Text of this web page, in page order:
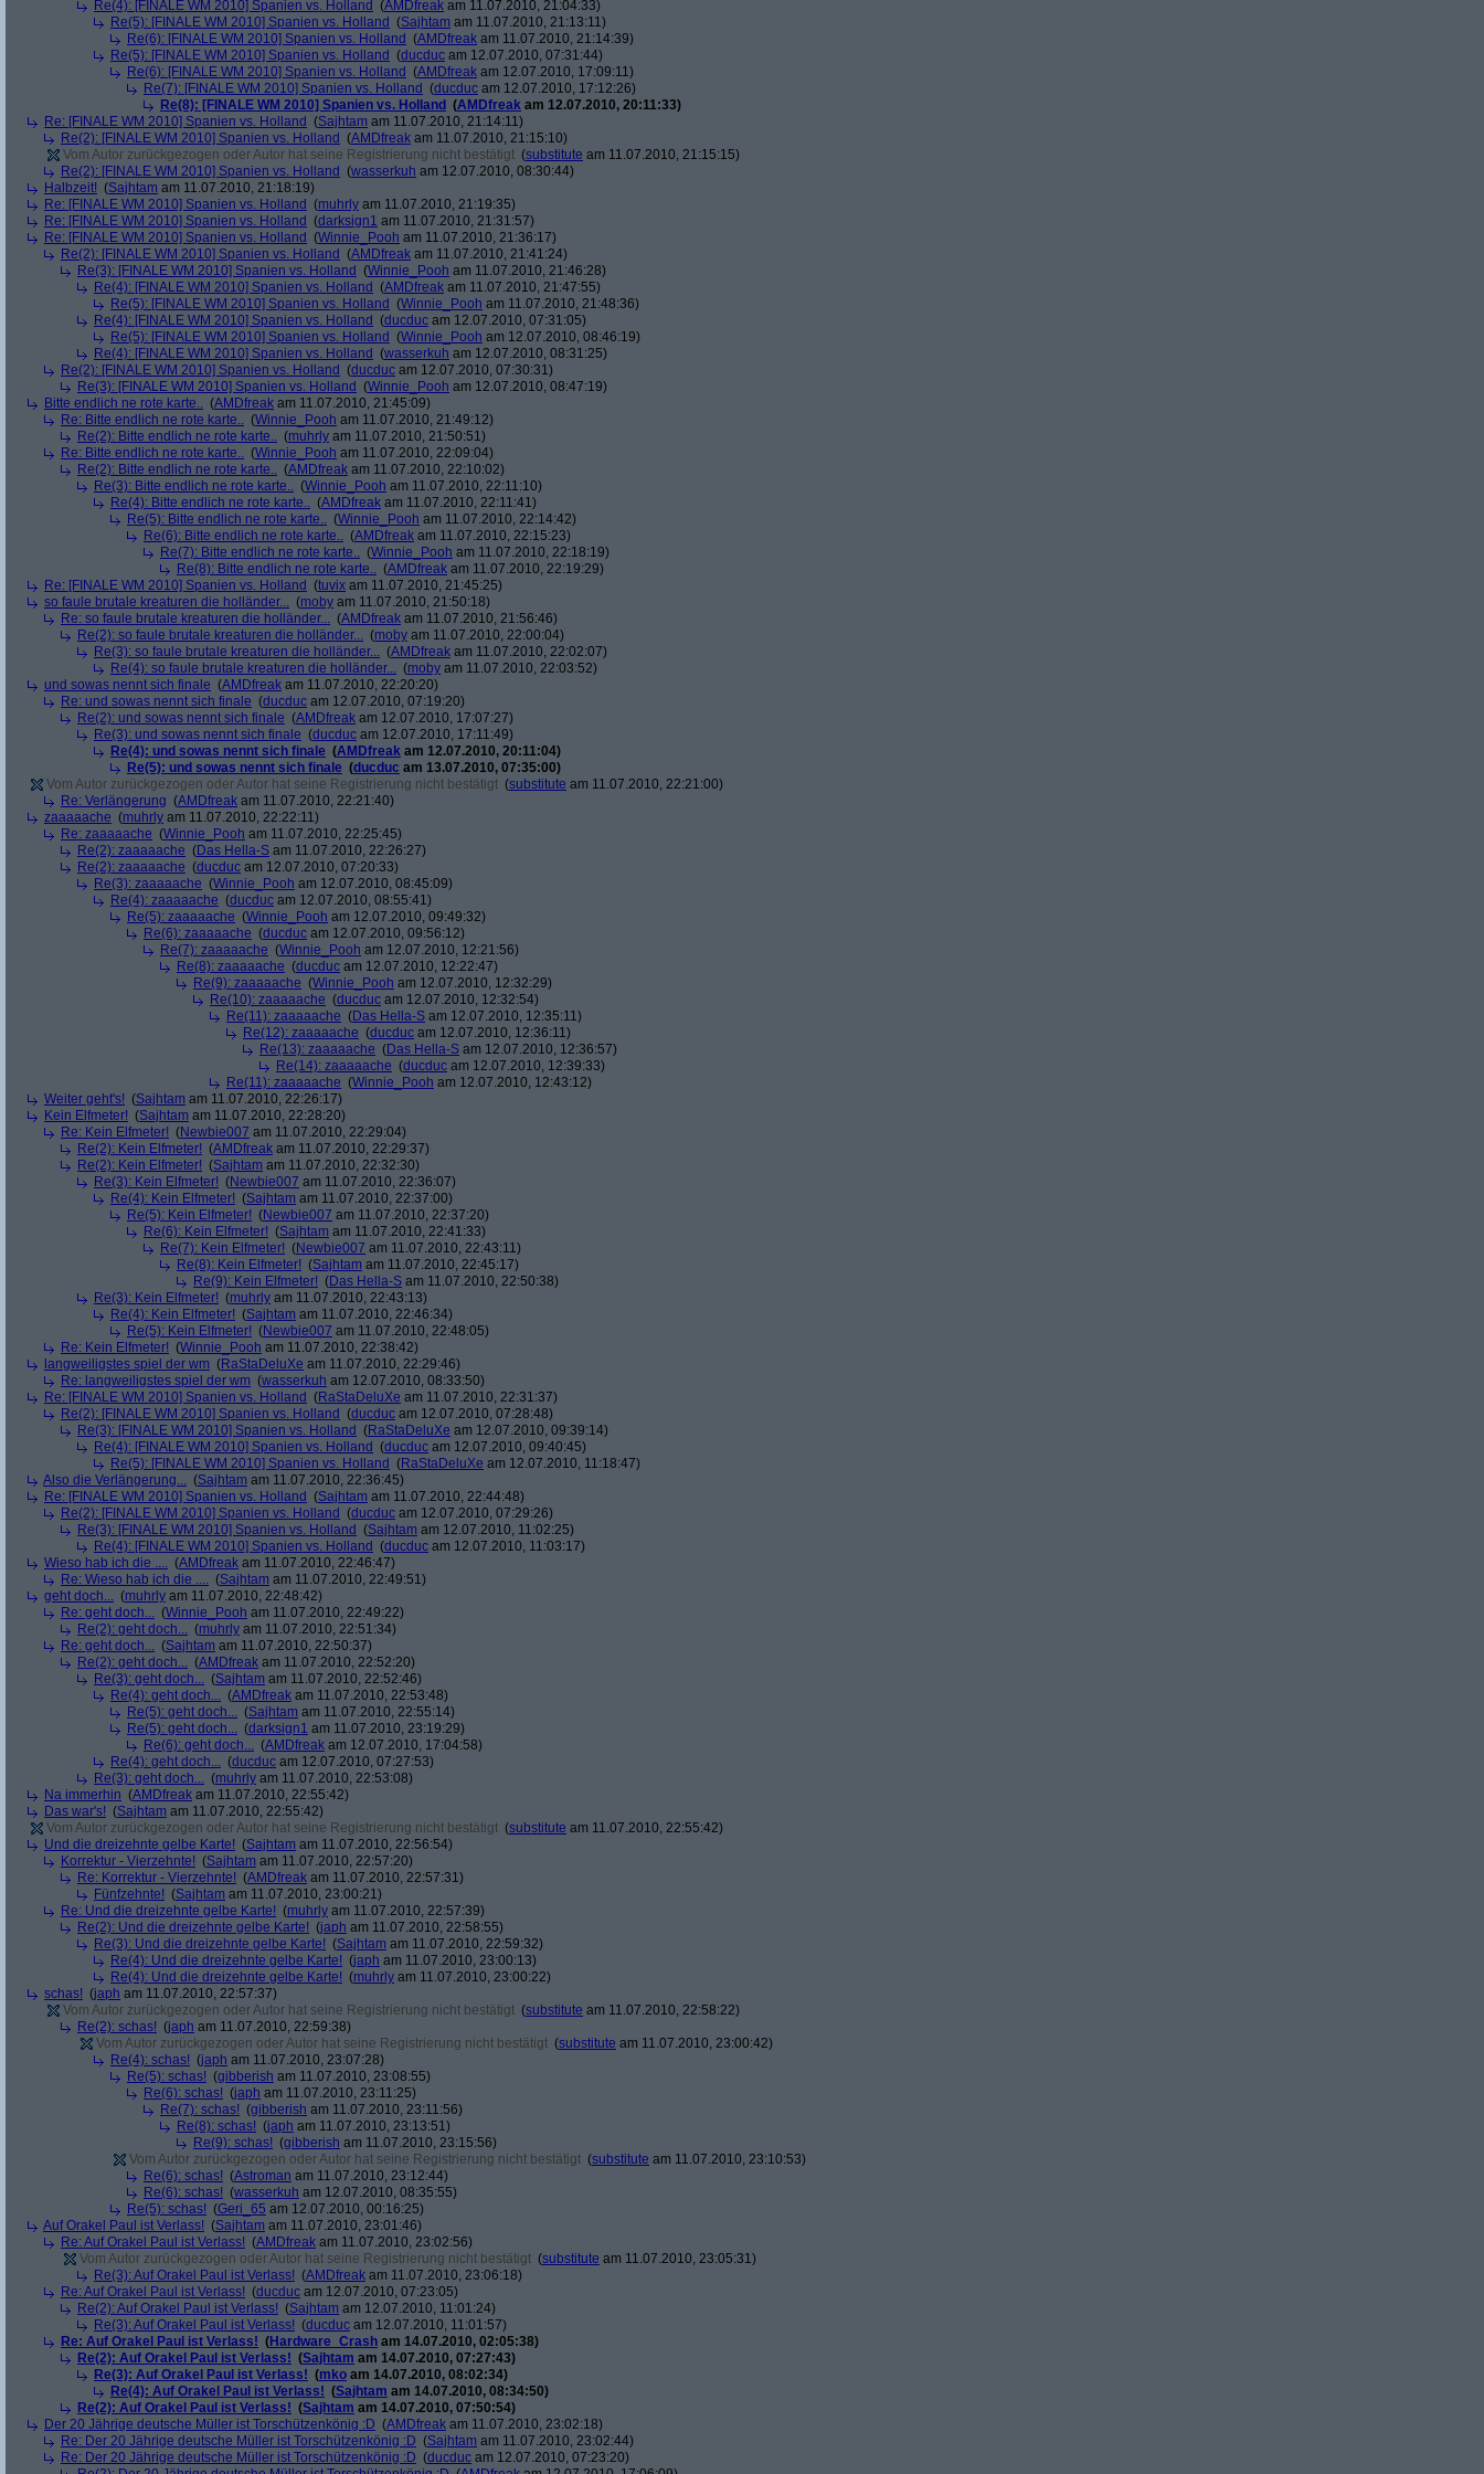
Re(4): [FINALE WM 2010] Spanien vs. Holland (AMDfreak am 11.07.2010, 21:04:33)
Re(5): [FINALE WM 2010] Spanien vs. Holland (Sajhtam am 11.07.2010, 21:13:11)
Re(6): [FINALE WM 2010] Spanien vs. Holland (AMDfreak am 11.07.2010, 21:14:39)
Re(5): [FINALE WM 2010] Spanien vs. Holland (ducduc am 12.07.2010, 07:31:44)
Re(6): [FINALE WM 2010] Spanien vs. Holland (AMDfreak am 12.07.2010, 17:09:11)
Re(7): [FINALE WM 2010] Spanien vs. Holland (ducduc am 12.07.2010, 17:12:26)
Re(8): [FINALE WM 2010] Spanien vs. Holland (AMDfreak am 12.07.2010, 20:11:33)
Re: [FINALE WM 2010] Spanien vs. Holland (Sajhtam am 11.07.2010, 21:14:11)
Re(2): [FINALE WM 2010] Spanien vs. Holland (AMDfreak am 11.07.2010, 21:15:10)
Vom Autor zurückgezogen oder Autor hat seine Registrierung nicht bestätigt (substitute am 11.07.2010, 21:15:15)
Re(2): [FINALE WM 2010] Spanien vs. Holland (wasserkuh am 12.07.2010, 08:30:44)
Halbzeit! (Sajhtam am 11.07.2010, 21:18:19)
Re: [FINALE WM 2010] Spanien vs. Holland (muhrly am 11.07.2010, 21:19:35)
Re: [FINALE WM 2010] Spanien vs. Holland (darksign1 am 11.07.2010, 21:31:57)
Re: [FINALE WM 2010] Spanien vs. Holland (Winnie_Pooh am 11.07.2010, 21:36:17)
Re(2): [FINALE WM 2010] Spanien vs. Holland (AMDfreak am 11.07.2010, 21:41:24)
Re(3): [FINALE WM 2010] Spanien vs. Holland (Winnie_Pooh am 11.07.2010, 21:46:28)
Re(4): [FINALE WM 2010] Spanien vs. Holland (AMDfreak am 11.07.2010, 21:47:55)
Re(5): [FINALE WM 2010] Spanien vs. Holland (Winnie_Pooh am 11.07.2010, 21:48:36)
Re(4): [FINALE WM 2010] Spanien vs. Holland (ducduc am 12.07.2010, 07:31:05)
Re(5): [FINALE WM 2010] Spanien vs. Holland (Winnie_Pooh am 12.07.2010, 08:46:19)
Re(4): [FINALE WM 2010] Spanien vs. Holland (wasserkuh am 12.07.2010, 08:31:25)
Re(2): [FINALE WM 2010] Spanien vs. Holland (ducduc am 12.07.2010, 07:30:31)
Re(3): [FINALE WM 2010] Spanien vs. Holland (Winnie_Pooh am 12.07.2010, 08:47:19)
Bitte endlich ne rote karte.. (AMDfreak am 11.07.2010, 21:45:09)
Re: Bitte endlich ne rote karte.. (Winnie_Pooh am 11.07.2010, 21:49:12)
Re(2): Bitte endlich ne rote karte.. (muhrly am 11.07.2010, 21:50:51)
Re: Bitte endlich ne rote karte.. (Winnie_Pooh am 11.07.2010, 22:09:04)
Re(2): Bitte endlich ne rote karte.. (AMDfreak am 11.07.2010, 22:10:02)
Re(3): Bitte endlich ne rote karte.. (Winnie_Pooh am 11.07.2010, 22:11:10)
Re(4): Bitte endlich ne rote karte.. (AMDfreak am 11.07.2010, 22:11:41)
Re(5): Bitte endlich ne rote karte.. (Winnie_Pooh am 11.07.2010, 22:14:42)
Re(6): Bitte endlich ne rote karte.. (AMDfreak am 11.07.2010, 22:15:23)
Re(7): Bitte endlich ne rote karte.. (Winnie_Pooh am 11.07.2010, 22:18:19)
Re(8): Bitte endlich ne rote karte.. (AMDfreak am 11.07.2010, 22:19:29)
Re: [FINALE WM 2010] Spanien vs. Holland (tuvix am 11.07.2010, 21:45:25)
so faule brutale kreaturen die holländer... (moby am 11.07.2010, 21:50:18)
Re: so faule brutale kreaturen die holländer... (AMDfreak am 11.07.2010, 21:56:46)
Re(2): so faule brutale kreaturen die holländer... (moby am 11.07.2010, 22:00:04)
Re(3): so faule brutale kreaturen die holländer... (AMDfreak am 11.07.2010, 22:02:07)
Re(4): so faule brutale kreaturen die holländer... (moby am 11.07.2010, 22:03:52)
und sowas nennt sich finale (AMDfreak am 11.07.2010, 22:20:20)
Re: und sowas nennt sich finale (ducduc am 12.07.2010, 07:19:20)
Re(2): und sowas nennt sich finale (AMDfreak am 12.07.2010, 17:07:27)
Re(3): und sowas nennt sich finale (ducduc am 12.07.2010, 17:11:49)
Re(4): und sowas nennt sich finale (AMDfreak am 12.07.2010, 20:11:04)
Re(5): und sowas nennt sich finale (ducduc am 13.07.2010, 07:35:00)
Vom Autor zurückgezogen oder Autor hat seine Registrierung nicht bestätigt (substitute am 11.07.2010, 22:21:00)
Re: Verlängerung (AMDfreak am 11.07.2010, 22:21:40)
zaaaaache (muhrly am 11.07.2010, 22:22:11)
Re: zaaaaache (Winnie_Pooh am 11.07.2010, 22:25:45)
Re(2): zaaaaache (Das Hella-S am 11.07.2010, 22:26:27)
Re(2): zaaaaache (ducduc am 12.07.2010, 07:20:33)
Re(3): zaaaaache (Winnie_Pooh am 12.07.2010, 08:45:09)
Re(4): zaaaaache (ducduc am 12.07.2010, 08:55:41)
Re(5): zaaaaache (Winnie_Pooh am 12.07.2010, 09:49:32)
Re(6): zaaaaache (ducduc am 12.07.2010, 09:56:12)
Re(7): zaaaaache (Winnie_Pooh am 12.07.2010, 12:21:56)
Re(8): zaaaaache (ducduc am 12.07.2010, 12:22:47)
Re(9): zaaaaache (Winnie_Pooh am 12.07.2010, 12:32:29)
Re(10): zaaaaache (ducduc am 12.07.2010, 12:32:54)
Re(11): zaaaaache (Das Hella-S am 12.07.2010, 12:35:11)
Re(12): zaaaaache (ducduc am 12.07.2010, 12:36:11)
Re(13): zaaaaache (Das Hella-S am 12.07.2010, 12:36:57)
Re(14): zaaaaache (ducduc am 12.07.2010, 12:39:33)
Re(11): zaaaaache (Winnie_Pooh am 12.07.2010, 12:43:12)
Weiter geht's! (Sajhtam am 11.07.2010, 22:26:17)
Kein Elfmeter! (Sajhtam am 11.07.2010, 22:28:20)
Re: Kein Elfmeter! (Newbie007 am 11.07.2010, 22:29:04)
Re(2): Kein Elfmeter! (AMDfreak am 11.07.2010, 22:29:37)
Re(2): Kein Elfmeter! (Sajhtam am 11.07.2010, 22:32:30)
Re(3): Kein Elfmeter! (Newbie007 am 11.07.2010, 22:36:07)
Re(4): Kein Elfmeter! (Sajhtam am 11.07.2010, 22:37:00)
Re(5): Kein Elfmeter! (Newbie007 am 11.07.2010, 22:37:20)
Re(6): Kein Elfmeter! (Sajhtam am 11.07.2010, 22:41:33)
Re(7): Kein Elfmeter! (Newbie007 am 11.07.2010, 22:43:11)
Re(8): Kein Elfmeter! (Sajhtam am 11.07.2010, 22:45:17)
Re(9): Kein Elfmeter! (Das Hella-S am 11.07.2010, 22:50:38)
Re(3): Kein Elfmeter! (muhrly am 11.07.2010, 22:43:13)
Re(4): Kein Elfmeter! (Sajhtam am 11.07.2010, 22:46:34)
Re(5): Kein Elfmeter! (Newbie007 am 11.07.2010, 22:48:05)
Re: Kein Elfmeter! (Winnie_Pooh am 11.07.2010, 22:38:42)
langweiligstes spiel der wm (RaStaDeluXe am 11.07.2010, 22:29:46)
Re: langweiligstes spiel der wm (wasserkuh am 12.07.2010, 08:33:50)
Re: [FINALE WM 2010] Spanien vs. Holland (RaStaDeluXe am 11.07.2010, 22:31:37)
Re(2): [FINALE WM 2010] Spanien vs. Holland (ducduc am 12.07.2010, 07:28:48)
Re(3): [FINALE WM 2010] Spanien vs. Holland (RaStaDeluXe am 12.07.2010, 09:39:14)
Re(4): [FINALE WM 2010] Spanien vs. Holland (ducduc am 12.07.2010, 09:40:45)
Re(5): [FINALE WM 2010] Spanien vs. Holland (RaStaDeluXe am 12.07.2010, 11:18:47)
Also die Verlängerung... (Sajhtam am 11.07.2010, 22:36:45)
Re: [FINALE WM 2010] Spanien vs. Holland (Sajhtam am 11.07.2010, 22:44:48)
Re(2): [FINALE WM 2010] Spanien vs. Holland (ducduc am 12.07.2010, 07:29:26)
Re(3): [FINALE WM 2010] Spanien vs. Holland (Sajhtam am 12.07.2010, 11:02:25)
Re(4): [FINALE WM 2010] Spanien vs. Holland (ducduc am 12.07.2010, 11:03:17)
Wieso hab ich die .... (AMDfreak am 11.07.2010, 22:46:47)
Re: Wieso hab ich die .... (Sajhtam am 11.07.2010, 22:49:51)
geht doch... (muhrly am 11.07.2010, 22:48:42)
Re: geht doch... (Winnie_Pooh am 11.07.2010, 22:49:22)
Re(2): geht doch... (muhrly am 11.07.2010, 22:51:34)
Re: geht doch... (Sajhtam am 11.07.2010, 22:50:37)
Re(2): geht doch... (AMDfreak am 11.07.2010, 22:52:20)
Re(3): geht doch... (Sajhtam am 11.07.2010, 22:52:46)
Re(4): geht doch... (AMDfreak am 11.07.2010, 22:53:48)
Re(5): geht doch... (Sajhtam am 11.07.2010, 22:55:14)
Re(5): geht doch... (darksign1 am 11.07.2010, 23:19:29)
Re(6): geht doch... (AMDfreak am 12.07.2010, 17:04:58)
Re(4): geht doch... (ducduc am 12.07.2010, 07:27:53)
Re(3): geht doch... (muhrly am 11.07.2010, 22:53:08)
Na immerhin (AMDfreak am 11.07.2010, 22:55:42)
Das war's! (Sajhtam am 11.07.2010, 22:55:42)
Vom Autor zurückgezogen oder Autor hat seine Registrierung nicht bestätigt (substitute am 11.07.2010, 22:55:42)
Und die dreizehnte gelbe Karte! (Sajhtam am 11.07.2010, 22:56:54)
Korrektur - Vierzehnte! (Sajhtam am 11.07.2010, 22:57:20)
Re: Korrektur - Vierzehnte! (AMDfreak am 11.07.2010, 22:57:31)
Fünfzehnte! (Sajhtam am 11.07.2010, 23:00:21)
Re: Und die dreizehnte gelbe Karte! (muhrly am 11.07.2010, 22:57:39)
Re(2): Und die dreizehnte gelbe Karte! (japh am 11.07.2010, 22:58:55)
Re(3): Und die dreizehnte gelbe Karte! (Sajhtam am 11.07.2010, 22:59:32)
Re(4): Und die dreizehnte gelbe Karte! (japh am 11.07.2010, 23:00:13)
Re(4): Und die dreizehnte gelbe Karte! (muhrly am 11.07.2010, 23:00:22)
schas! (japh am 11.07.2010, 22:57:37)
Vom Autor zurückgezogen oder Autor hat seine Registrierung nicht bestätigt (substitute am 11.07.2010, 22:58:22)
Re(2): schas! (japh am 11.07.2010, 22:59:38)
Vom Autor zurückgezogen oder Autor hat seine Registrierung nicht bestätigt (substitute am 11.07.2010, 23:00:42)
Re(4): schas! (japh am 11.07.2010, 23:07:28)
Re(5): schas! (gibberish am 11.07.2010, 23:08:55)
Re(6): schas! (japh am 11.07.2010, 23:11:25)
Re(7): schas! (gibberish am 11.07.2010, 23:11:56)
Re(8): schas! (japh am 11.07.2010, 23:13:51)
Re(9): schas! (gibberish am 11.07.2010, 23:15:56)
Vom Autor zurückgezogen oder Autor hat seine Registrierung nicht bestätigt (substitute am 11.07.2010, 23:10:53)
Re(6): schas! (Astroman am 11.07.2010, 23:12:44)
Re(6): schas! (wasserkuh am 12.07.2010, 08:35:55)
Re(5): schas! (Geri_65 am 12.07.2010, 00:16:25)
Auf Orakel Paul ist Verlass! (Sajhtam am 11.07.2010, 23:01:46)
Re: Auf Orakel Paul ist Verlass! (AMDfreak am 11.07.2010, 23:02:56)
Vom Autor zurückgezogen oder Autor hat seine Registrierung nicht bestätigt (substitute am 11.07.2010, 23:05:31)
Re(3): Auf Orakel Paul ist Verlass! (AMDfreak am 11.07.2010, 23:06:18)
Re: Auf Orakel Paul ist Verlass! (ducduc am 12.07.2010, 07:23:05)
Re(2): Auf Orakel Paul ist Verlass! (Sajhtam am 12.07.2010, 11:01:24)
Re(3): Auf Orakel Paul ist Verlass! (ducduc am 12.07.2010, 11:01:57)
Re: Auf Orakel Paul ist Verlass! (Hardware_Crash am 14.07.2010, 02:05:38)
Re(2): Auf Orakel Paul ist Verlass! (Sajhtam am 14.07.2010, 07:27:43)
Re(3): Auf Orakel Paul ist Verlass! (mko am 14.07.2010, 08:02:34)
Re(4): Auf Orakel Paul ist Verlass! (Sajhtam am 14.07.2010, 08:34:50)
Re(2): Auf Orakel Paul ist Verlass! (Sajhtam am 14.07.2010, 07:50:54)
Der 20 Jährige deutsche Müller ist Torschützenkönig :D (AMDfreak am 11.07.2010, 23:02:18)
Re: Der 20 Jährige deutsche Müller ist Torschützenkönig :D (Sajhtam am 11.07.2010, 23:02:44)
Re: Der 20 Jährige deutsche Müller ist Torschützenkönig :D (ducduc am 12.07.2010, 07:23:20)